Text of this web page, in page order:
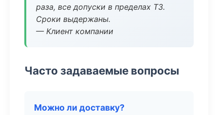
раза, все допуски в пределах ТЗ.
Сроки выдержаны.
— Клиент компании
Часто задаваемые вопросы
Можно ли доставку?